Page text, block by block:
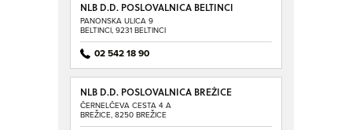
NLB D.D. POSLOVALNICA BELTINCI
PANONSKA ULICA 9
BELTINCI, 9231 BELTINCI
02 542 18 90
NLB D.D. POSLOVALNICA BREŽICE
ČERNELČEVA CESTA 4 A
BREŽICE, 8250 BREŽICE